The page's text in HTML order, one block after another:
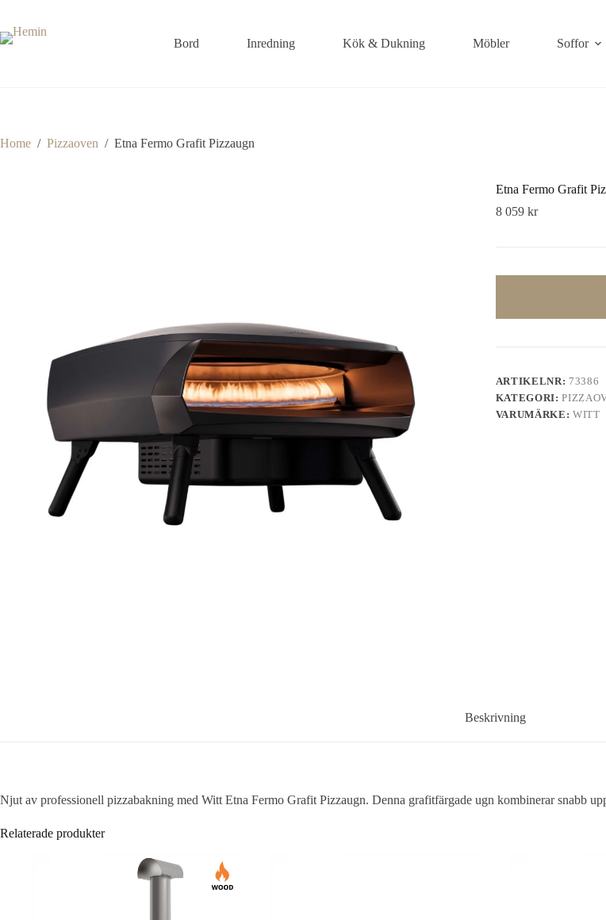
Bord Inredning Kök & Dukning Möbler Soffor
Home / Pizzaoven / Etna Fermo Grafit Pizzaugn
Etna Fermo Grafit
8 059 kr
ARTIKELNR: 73386
KATEGORI:
VARUMÄRKE: WITT
Beskrivning
Njut av professionell pizzabakning med Witt Etna Fermo Grafit Pizzaugn. Denna grafitfärgade ugn kombinerar snabb
Relaterade produkter